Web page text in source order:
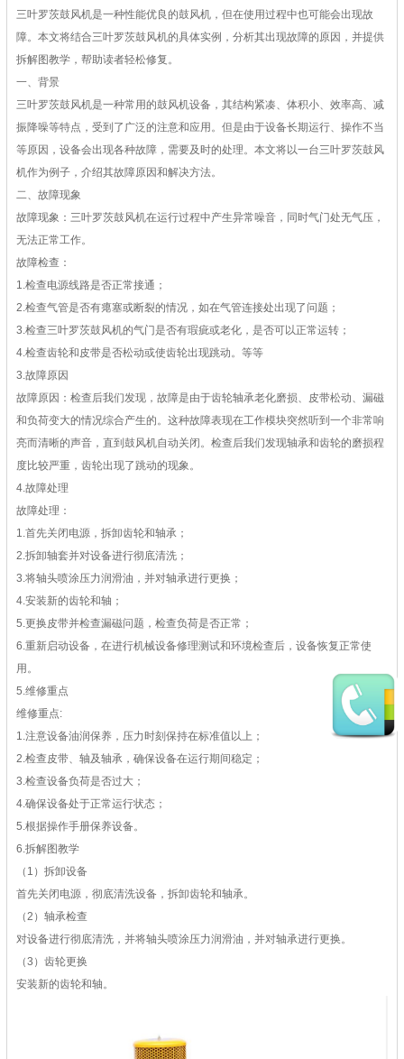
三叶罗茨鼓风机是一种性能优良的鼓风机，但在使用过程中也可能会出现故
障。本文将结合三叶罗茨鼓风机的具体实例，分析其出现故障的原因，并提供
拆解图教学，帮助读者轻松修复。
一、背景
三叶罗茨鼓风机是一种常用的鼓风机设备，其结构紧凑、体积小、效率高、减
振降噪等特点，受到了广泛的注意和应用。但是由于设备长期运行、操作不当
等原因，设备会出现各种故障，需要及时的处理。本文将以一台三叶罗茨鼓风
机作为例子，介绍其故障原因和解决方法。
二、故障现象
故障现象：三叶罗茨鼓风机在运行过程中产生异常噪音，同时气门处无气压，
无法正常工作。
故障检查：
1.检查电源线路是否正常接通；
2.检查气管是否有瘪塞或断裂的情况，如在气管连接处出现了问题；
3.检查三叶罗茨鼓风机的气门是否有瑕疵或老化，是否可以正常运转；
4.检查齿轮和皮带是否松动或使齿轮出现跳动。等等
3.故障原因
故障原因：检查后我们发现，故障是由于齿轮轴承老化磨损、皮带松动、漏磁
和负荷变大的情况综合产生的。这种故障表现在工作模块突然听到一个非常响
亮而清晰的声音，直到鼓风机自动关闭。检查后我们发现轴承和齿轮的磨损程
度比较严重，齿轮出现了跳动的现象。
4.故障处理
故障处理：
1.首先关闭电源，拆卸齿轮和轴承；
2.拆卸轴套并对设备进行彻底清洗；
3.将轴头喷涂压力润滑油，并对轴承进行更换；
4.安装新的齿轮和轴；
5.更换皮带并检查漏磁问题，检查负荷是否正常；
6.重新启动设备，在进行机械设备修理测试和环境检查后，设备恢复正常使
用。
5.维修重点
维修重点:
1.注意设备油润保养，压力时刻保持在标准值以上；
2.检查皮带、轴及轴承，确保设备在运行期间稳定；
3.检查设备负荷是否过大；
4.确保设备处于正常运行状态；
5.根据操作手册保养设备。
6.拆解图教学
（1）拆卸设备
首先关闭电源，彻底清洗设备，拆卸齿轮和轴承。
（2）轴承检查
对设备进行彻底清洗，并将轴头喷涂压力润滑油，并对轴承进行更换。
（3）齿轮更换
安装新的齿轮和轴。